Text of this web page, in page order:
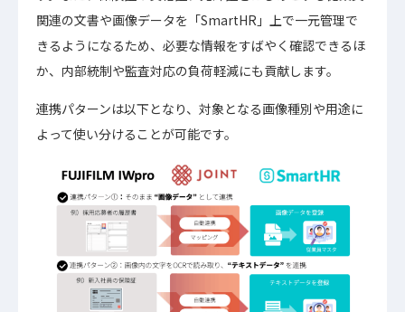
関連の文書や画像データを「SmartHR」上で一元管理で
きるようになるため、必要な情報をすばやく確認できるほ
か、内部統制や監査対応の負荷軽減にも貢献します。
連携パターンは以下となり、対象となる画像種別や用途に
よって使い分けることが可能です。